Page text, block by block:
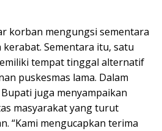
korban mengungsi sementara
Sementara itu, satu
tempat tinggal alternatif
puskesmas lama. Dalam
juga menyampaikan
masyarakat yang turut
“Kami mengucapkan terima